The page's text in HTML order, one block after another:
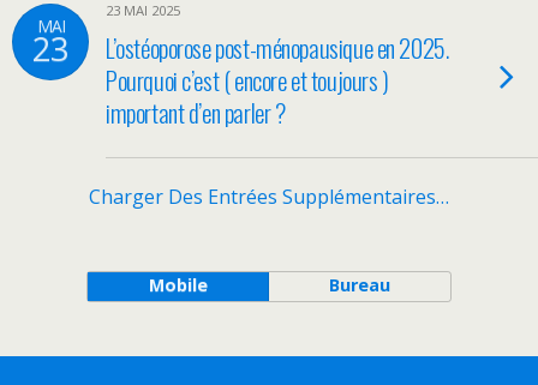
MAI
23
23 MAI 2025
L’ostéoporose post-ménopausique en 2025.
Pourquoi c’est ( encore et toujours )
important d’en parler ?
Charger Des Entrées Supplémentaires…
Mobile Bureau